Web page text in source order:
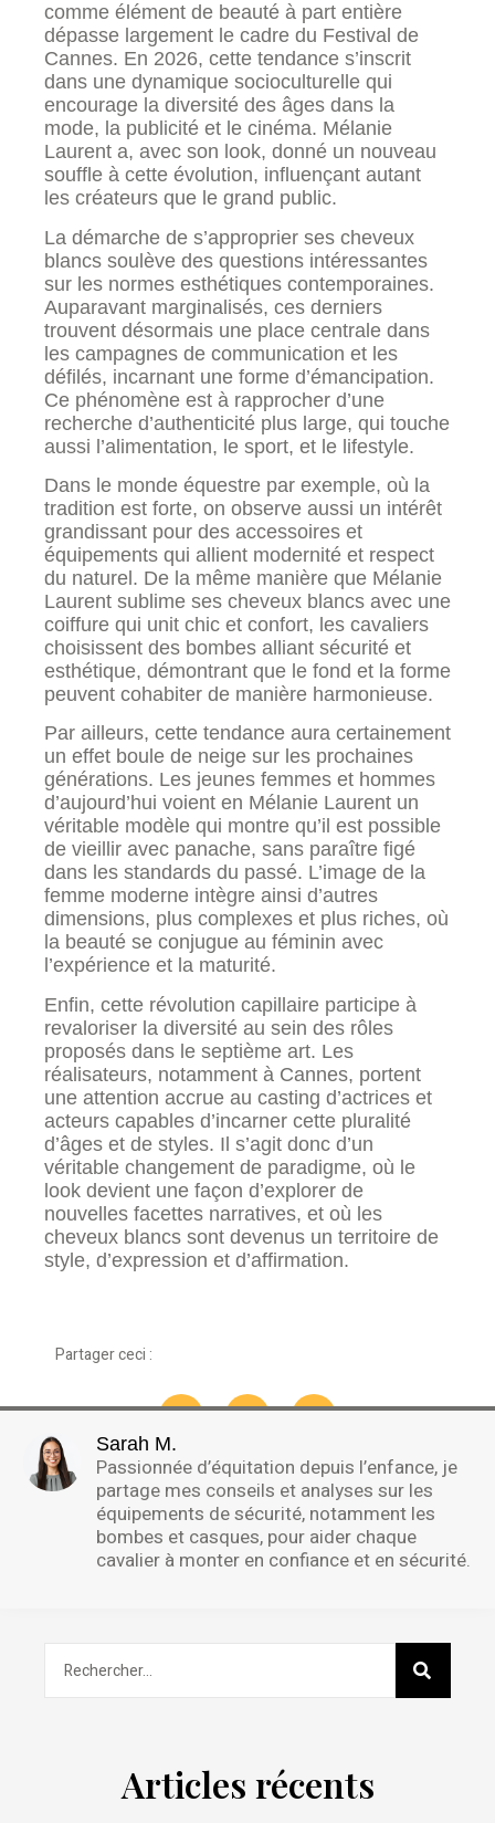
comme élément de beauté à part entière
dépasse largement le cadre du Festival de
Cannes. En 2026, cette tendance s’inscrit
dans une dynamique socioculturelle qui
encourage la diversité des âges dans la
mode, la publicité et le cinéma. Mélanie
Laurent a, avec son look, donné un nouveau
souffle à cette évolution, influençant autant
les créateurs que le grand public.
La démarche de s’approprier ses cheveux
blancs soulève des questions intéressantes
sur les normes esthétiques contemporaines.
Auparavant marginalisés, ces derniers
trouvent désormais une place centrale dans
les campagnes de communication et les
défilés, incarnant une forme d’émancipation.
Ce phénomène est à rapprocher d’une
recherche d’authenticité plus large, qui touche
aussi l’alimentation, le sport, et le lifestyle.
Dans le monde équestre par exemple, où la
tradition est forte, on observe aussi un intérêt
grandissant pour des accessoires et
équipements qui allient modernité et respect
du naturel. De la même manière que Mélanie
Laurent sublime ses cheveux blancs avec une
coiffure qui unit chic et confort, les cavaliers
choisissent des bombes alliant sécurité et
esthétique, démontrant que le fond et la forme
peuvent cohabiter de manière harmonieuse.
Par ailleurs, cette tendance aura certainement
un effet boule de neige sur les prochaines
générations. Les jeunes femmes et hommes
d’aujourd’hui voient en Mélanie Laurent un
véritable modèle qui montre qu’il est possible
de vieillir avec panache, sans paraître figé
dans les standards du passé. L’image de la
femme moderne intègre ainsi d’autres
dimensions, plus complexes et plus riches, où
la beauté se conjugue au féminin avec
l’expérience et la maturité.
Enfin, cette révolution capillaire participe à
revaloriser la diversité au sein des rôles
proposés dans le septième art. Les
réalisateurs, notamment à Cannes, portent
une attention accrue au casting d’actrices et
acteurs capables d’incarner cette pluralité
d’âges et de styles. Il s’agit donc d’un
véritable changement de paradigme, où le
look devient une façon d’explorer de
nouvelles facettes narratives, et où les
cheveux blancs sont devenus un territoire de
style, d’expression et d’affirmation.
Partager ceci :
Sarah M.
Passionnée d’équitation depuis l’enfance, je
partage mes conseils et analyses sur les
équipements de sécurité, notamment les
bombes et casques, pour aider chaque
cavalier à monter en confiance et en sécurité.
Articles récents